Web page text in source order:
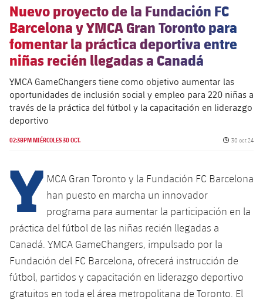
Nuevo proyecto de la Fundación FC
Barcelona y YMCA Gran Toronto para
fomentar la práctica deportiva entre
niñas recién llegadas a Canadá
YMCA GameChangers tiene como objetivo aumentar las
oportunidades de inclusión social y empleo para 220 niñas a
través de la práctica del fútbol y la capacitación en liderazgo
deportivo
02:38PM MIÉRCOLES 30 OCT. Fecha de
30 oct 24
Y MCA Gran Toronto y la Fundación FC Barcelona
han puesto en marcha un innovador
programa para aumentar la participación en la
práctica del fútbol de las niñas recién llegadas a
Canadá. YMCA GameChangers, impulsado por la
Fundación del FC Barcelona, ofrecerá instrucción de
fútbol, partidos y capacitación en liderazgo deportivo
gratuitos en toda el área metropolitana de Toronto. El